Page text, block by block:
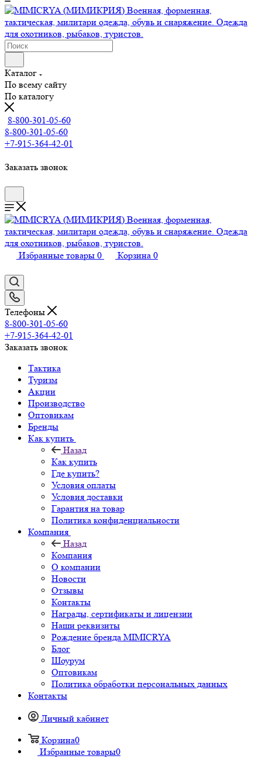
Каталог
По всему сайту
По каталогу
8-800-301-05-60
8-800-301-05-60
+7-915-364-42-01
Заказать звонок
Избранные товары 0 Корзина 0
Телефоны
8-800-301-05-60
+7-915-364-42-01
Заказать звонок
Тактика
Туризм
Акции
Производство
Оптовикам
Бренды
Как купить
Назад
Как купить
Где купить?
Условия оплаты
Условия доставки
Гарантия на товар
Политика конфиденциальности
Компания
Назад
Компания
О компании
Новости
Отзывы
Контакты
Награды, сертификаты и лицензии
Наши реквизиты
Рождение бренда MIMICRYA
Блог
Шоурум
Оптовикам
Политика обработки персональных данных
Контакты
Личный кабинет
Корзина0
Избранные товары0